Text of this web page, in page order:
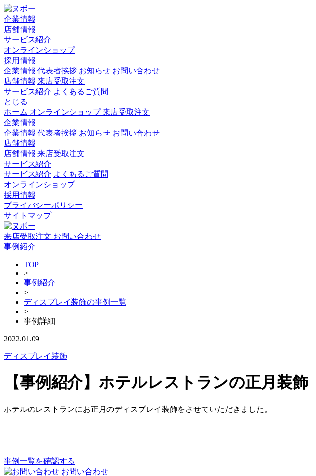
企業情報
店舗情報
サービス紹介
オンラインショップ
採用情報
企業情報 代表者挨拶 お知らせ お問い合わせ
店舗情報 来店受取注文
サービス紹介 よくあるご質問
とじる
ホーム オンラインショップ来店受取注文
企業情報
企業情報 代表者挨拶 お知らせ お問い合わせ
店舗情報
店舗情報 来店受取注文
サービス紹介
サービス紹介 よくあるご質問
オンラインショップ
採用情報
プライバシーポリシー
サイトマップ
来店受取注文 お問い合わせ
事例紹介
TOP
>
事例紹介
>
ディスプレイ装飾の事例一覧
>
事例詳細
2022.01.09
ディスプレイ装飾
【事例紹介】ホテルレストランの正月装飾
ホテルのレストランにお正月のディスプレイ装飾をさせていただきました。
事例一覧を確認する
お問い合わせ